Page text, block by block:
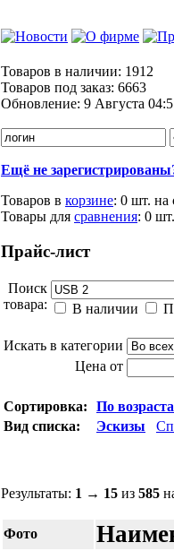
Товаров в наличии: 1912
Товаров под заказ: 6663
Обновление: 9 Августа
Ещё не
Товаров в корзине: 0 шт. на
Товары для сравнения: 0 шт.
Прайс-лист
Поиск
товара:
В наличии
Искать в категории
Цена от
Сортировка:
По
Вид списка:
Эскизы
Результаты: 1 → 15 из 585
Фото